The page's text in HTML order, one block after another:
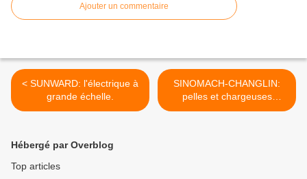
Ajouter un commentaire
< SUNWARD: l'électrique à
grande échelle.
SINOMACH-CHANGLIN:
pelles et chargeuses
électriques. >
Hébergé par Overblog
Top articles